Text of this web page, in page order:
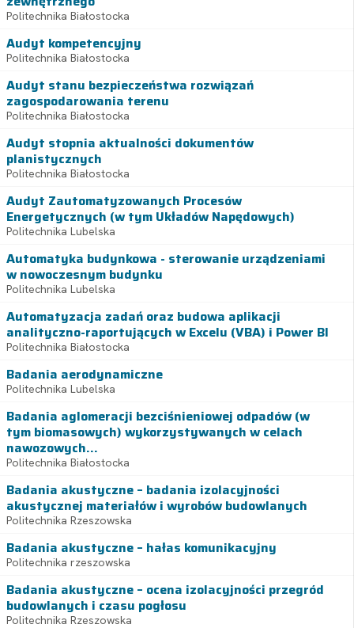
Politechnika Białostocka
Audyt kompetencyjny
Politechnika Białostocka
Audyt stanu bezpieczeństwa rozwiązań
zagospodarowania terenu
Politechnika Białostocka
Audyt stopnia aktualności dokumentów
planistycznych
Politechnika Białostocka
Audyt Zautomatyzowanych Procesów
Energetycznych (w tym Układów Napędowych)
Politechnika Lubelska
Automatyka budynkowa - sterowanie urządzeniami
w nowoczesnym budynku
Politechnika Lubelska
Automatyzacja zadań oraz budowa aplikacji
analityczno-raportujących w Excelu (VBA) i Power BI
Politechnika Białostocka
Badania aerodynamiczne
Politechnika Lubelska
Badania aglomeracji bezciśnieniowej odpadów (w
tym biomasowych) wykorzystywanych w celach
nawozowych...
Politechnika Białostocka
Badania akustyczne – badania izolacyjności
akustycznej materiałów i wyrobów budowlanych
Politechnika Rzeszowska
Badania akustyczne – hałas komunikacyjny
Politechnika rzeszowska
Badania akustyczne – ocena izolacyjności przegród
budowlanych i czasu pogłosu
Politechnika Rzeszowska